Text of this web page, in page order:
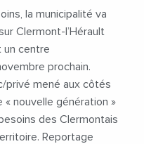
la municipalité va
Clermont-l’Hérault
un centre
prochain.
privé mené aux côtés
« nouvelle génération »
des Clermontais
Reportage